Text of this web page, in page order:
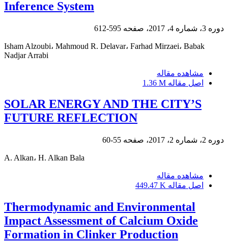
Inference System
دوره 3، شماره 4، 2017، صفحه 595-612
Isham Alzoubi، Mahmoud R. Delavar، Farhad Mirzaei، Babak
Nadjar Arrabi
مشاهده مقاله
اصل مقاله 1.36 M
SOLAR ENERGY AND THE CITY’S
FUTURE REFLECTION
دوره 2، شماره 2، 2017، صفحه 55-60
A. Alkan، H. Alkan Bala
مشاهده مقاله
اصل مقاله 449.47 K
Thermodynamic and Environmental
Impact Assessment of Calcium Oxide
Formation in Clinker Production